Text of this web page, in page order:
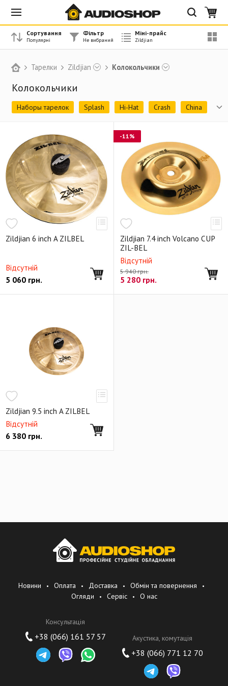
Тарелки Zildjian Колокольчики
Колокольчики
Наборы тарелок Splash Hi-Hat Crash
China
Чехлы и сумки для транспортировки
Настроечный инструмент
Zildjian 6 inch A ZILBEL
Відсутній
5 060 грн.
Zildjian 7.4 inch Volcano CUP
ZIL-BEL
Відсутній
5 940 грн.
5 280 грн.
-11%
Zildjian 9.5 inch A ZILBEL
Відсутній
6 380 грн.
Сортування Фільтр Міні-прайс
Новини Оплата Доставка
Обмін та повернення
Огляди
Сервіс О нас
Консультація
+38 (066) 161 57 57 Акустика, комутація
+38 (066) 771 12 70